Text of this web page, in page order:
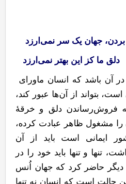
جهان یک سر نمی‌ارزد
ما کز این بهتر نمی‌ارزد
آن باشد که انسان ماورای
بتواند از آنها عبور کند،
فروشرساندن دلق و خرقۀ
مشغول ظاهر عبادت کرده،
ایمانی است باید از آن
تنها و تنها باید خود را در
دیگر حاضر کرد که جهان اُنس
حالت است که انسان نه تنها